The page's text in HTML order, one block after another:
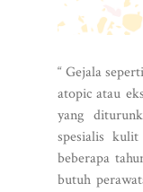
“ Gejala
atopic atau
yang
spesialis
beberapa
butuh